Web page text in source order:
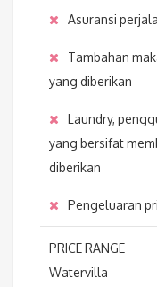
Asuransi
Tambahan
yang diberikan
Laundry,
yang bersifat
diberikan
Pengeluaran
PRICE RANGE
Watervilla